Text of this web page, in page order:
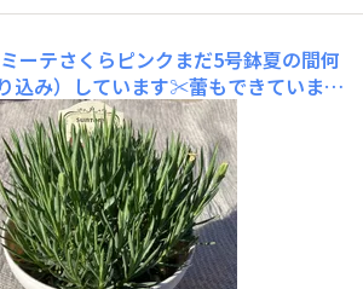
ミーテさくらピンクまだ5号鉢夏の間何
込み）しています✂️蕾もできています
ません猛暑日で蒸れるのを予防するた